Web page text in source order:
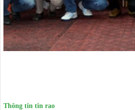
Thông tin tin rao